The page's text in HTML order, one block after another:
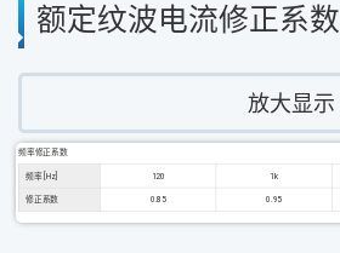
额定纹波电流修正系数
放大显示
频率修正系数
频率 [Hz] 120 1k
修正系数 0.85 0.95